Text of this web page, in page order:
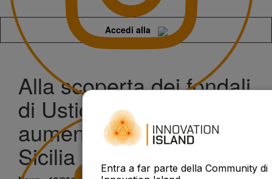
Accedi alla
Alla scoperta dei fondali
di Ustica con la realtà
aumentata di Arpa
Sicilia
Entra a far parte della Community di